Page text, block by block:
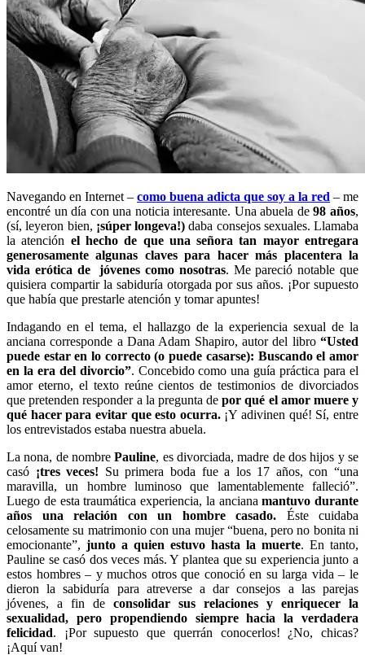
Navegando en Internet – como buena adicta que soy a la red – me
encontré un día con una noticia interesante. Una abuela de98 años,
(sí, leyeron bien, ¡súper longeva!) daba consejos sexuales. Llamaba
la atención el hecho de que una señora tan mayor entregara
generosamente algunas claves para hacer más placentera la
vida erótica de jóvenes como nosotras. Me pareció notable que
quisiera compartir la sabiduría otorgada por sus años. ¡Por supuesto
que había que prestarle atención y tomar apuntes!
Indagando en el tema, el hallazgo de la experiencia sexual de la
anciana corresponde a Dana Adam Shapiro, autor del libro “Usted
puede estar en lo correcto (o puede casarse): Buscando el amor
en la era del divorcio”. Concebido como una guía práctica para el
amor eterno, el texto reúne cientos de testimonios de divorciados
que pretenden responder a la pregunta depor qué el amor muere y
qué hacer para evitar que esto ocurra. ¡Y adivinen qué! Sí, entre
los entrevistados estaba nuestra abuela.
La nona, de nombrePauline, es divorciada, madre de dos hijos y se
casó ¡tres veces! Su primera boda fue a los 17 años, con “una
maravilla, un hombre luminoso que lamentablemente falleció”.
Luego de esta traumática experiencia, la anciana mantuvo durante
años una relación con un hombre casado. Éste cuidaba
celosamente su matrimonio con una mujer “buena, pero no bonita ni
emocionante”, junto a quien estuvo hasta la muerte. En tanto,
Pauline se casó dos veces más. Y plantea que su experiencia junto a
estos hombres – y muchos otros que conoció en su larga vida – le
dieron la sabiduría para atreverse a dar consejos a las parejas
jóvenes, a fin de consolidar sus relaciones y enriquecer la
sexualidad, pero propendiendo siempre hacia la verdadera
felicidad. ¡Por supuesto que querrán conocerlos! ¿No, chicas?
¡Aquí van!